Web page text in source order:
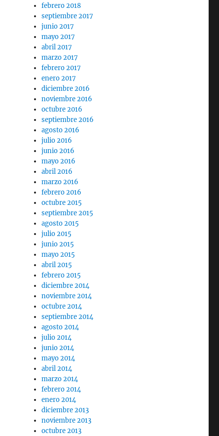
febrero 2018
septiembre 2017
junio 2017
mayo 2017
abril 2017
marzo 2017
febrero 2017
enero 2017
diciembre 2016
noviembre 2016
octubre 2016
septiembre 2016
agosto 2016
julio 2016
junio 2016
mayo 2016
abril 2016
marzo 2016
febrero 2016
octubre 2015
septiembre 2015
agosto 2015
julio 2015
junio 2015
mayo 2015
abril 2015
febrero 2015
diciembre 2014
noviembre 2014
octubre 2014
septiembre 2014
agosto 2014
julio 2014
junio 2014
mayo 2014
abril 2014
marzo 2014
febrero 2014
enero 2014
diciembre 2013
noviembre 2013
octubre 2013